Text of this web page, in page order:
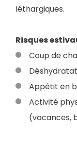
léthargiques.
Risques
Coup de
Appétit en
Activité
(vacances,